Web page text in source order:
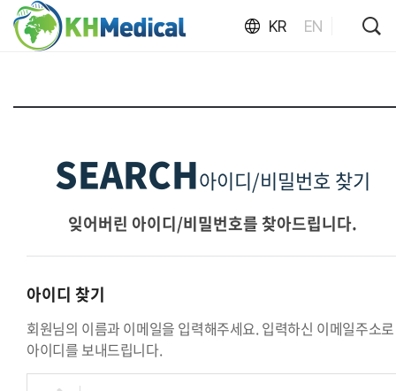
KR EN
SEARCH아이디/비밀번호 찾기
잊어버린 아이디/비밀번호를 찾아드립니다.
아이디 찾기
회원님의 이름과 이메일을 입력해주세요. 입력하신 이메일주소로
아이디를 보내드립니다.